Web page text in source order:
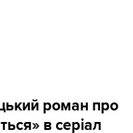
Вона й не
Квебек. Люди, мови
роман про
в серіал